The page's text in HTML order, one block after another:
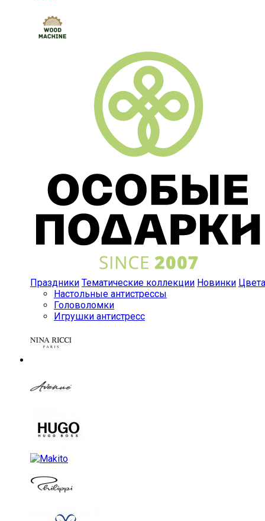
Праздники Тематические коллекции Новинки Цвета
Настольные антистрессы
Головоломки
Игрушки антистресс